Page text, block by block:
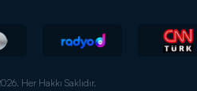
Her Hakkı Saklıdır.